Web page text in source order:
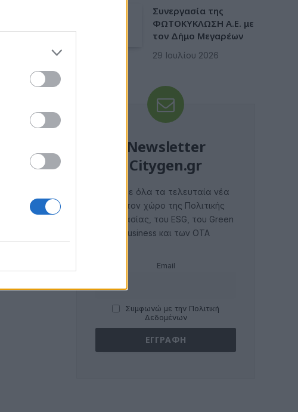
Συνεργασία της
ΦΩΤΟΚΥΚΛΩΣΗ Α.Ε. με
τον Δήμο Μεγαρέων
29 Ιουλίου 2026
Newsletter
Citygen.gr
Λάβετε όλα τα τελευταία νέα
από τον χώρο της Πολιτικής
Προστασίας, του ESG, του Green
Business και των ΟΤΑ
Email
Συμφωνώ με την Πολιτική
Δεδομένων